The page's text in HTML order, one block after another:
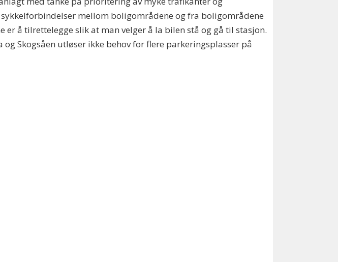
mellom boligområdene og fra boligområdene
å tilrettelegge slik at man velger å la bilen stå og gå til stasjon.
Skogsåen utløser ikke behov for flere parkeringsplasser på